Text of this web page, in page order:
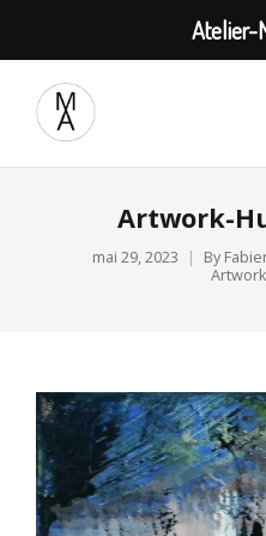
Artwork-
mai 29, 2023 By
Atelier-